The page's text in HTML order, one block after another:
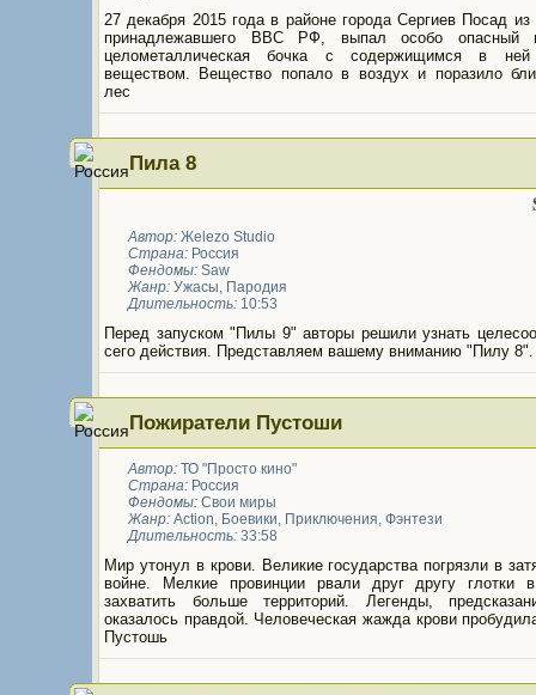
27 декабря 2015 года в районе города Сергиев Посад из
принадлежавшего ВВС РФ, выпал особо опасный
целометаллическая бочка с содержищимся в
веществом. Вещество попало в воздух и поразило
лес
Пила 8
Автор: Жelezo Studio
Страна: Россия
Фендомы: Saw
Жанр: Ужасы, Пародия
Длительность: 10:53
Перед запуском "Пилы 9" авторы решили узнать
сего действия. Представляем вашему вниманию "Пилу 8".
Пожиратели Пустоши
Автор: ТО "Просто кино"
Страна: Россия
Фендомы: Свои миры
Жанр: Action, Боевики, Приключения, Фэнтези
Длительность: 33:58
Мир утонул в крови. Великие государства погрязли в
войне. Мелкие провинции рвали друг другу глотки
захватить больше территорий. Легенды,
оказалось правдой. Человеческая жажда крови
Пустошь